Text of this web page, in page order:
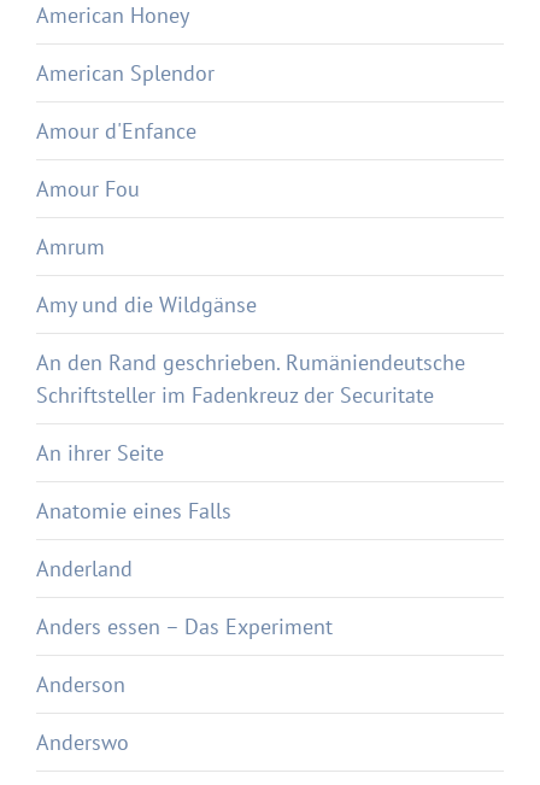
American Honey
American Splendor
Amour d'Enfance
Amour Fou
Amrum
Amy und die Wildgänse
An den Rand geschrieben. Rumäniendeutsche
Schriftsteller im Fadenkreuz der Securitate
An ihrer Seite
Anatomie eines Falls
Anderland
Anders essen – Das Experiment
Anderson
Anderswo